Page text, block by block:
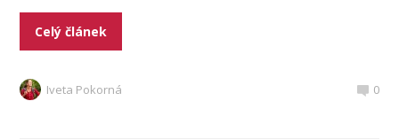
Celý článek
Iveta Pokorná 0